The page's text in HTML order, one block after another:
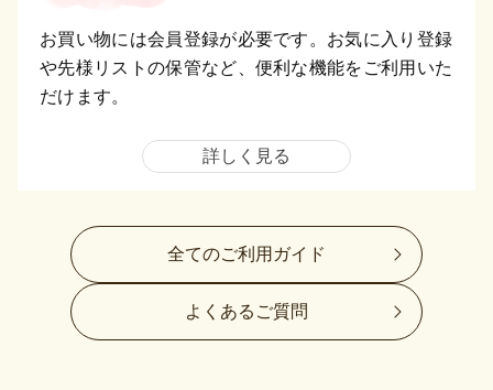
お買い物には会員登録が必要です。お気に入り登録
や先様リストの保管など、便利な機能をご利用いた
だけます。
詳しく見る
全てのご利用ガイド
よくあるご質問